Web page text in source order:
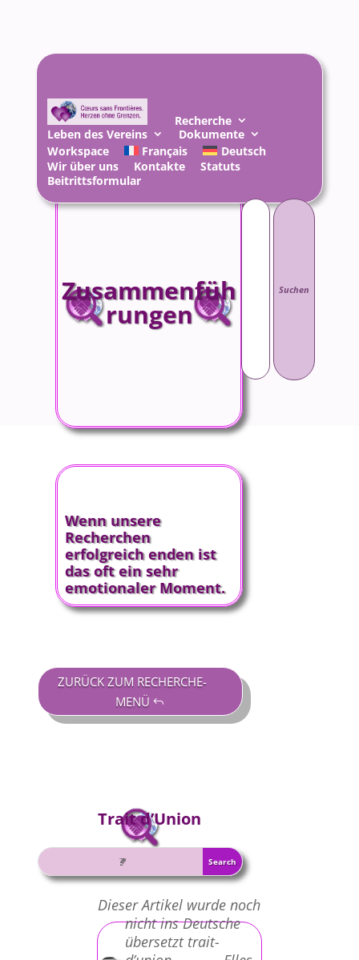
Recherche
Leben des Vereins
Dokumente
Workspace
Français
Deutsch
Wir über uns
Kontakte
Statuts
Beitrittsformular
Suchen
nach:
Zusammenfüh
rungen
Wenn unsere
Recherchen
erfolgreich enden ist
das oft ein sehr
emotionaler Moment.
ZURÜCK ZUM RECHERCHE-
MENÜ
Trait d’Union
Dieser Artikel wurde noch
nicht ins Deutsche
übersetzt trait-